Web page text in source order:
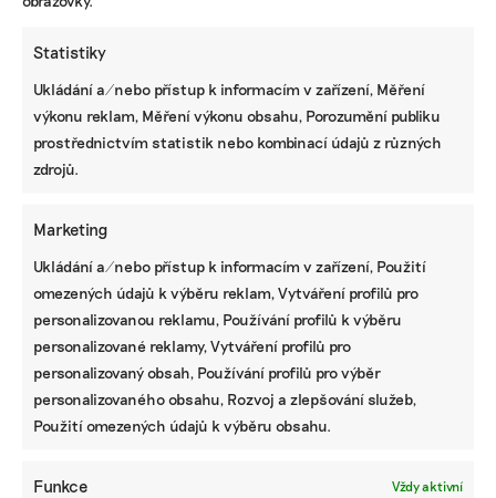
Statistiky
Ukládání a/nebo přístup k informacím v zařízení, Měření
výkonu reklam, Měření výkonu obsahu, Porozumění publiku
prostřednictvím statistik nebo kombinací údajů z různých
zdrojů.
Marketing
Ukládání a/nebo přístup k informacím v zařízení, Použití
omezených údajů k výběru reklam, Vytváření profilů pro
personalizovanou reklamu, Používání profilů k výběru
personalizované reklamy, Vytváření profilů pro
personalizovaný obsah, Používání profilů pro výběr
personalizovaného obsahu, Rozvoj a zlepšování služeb,
Použití omezených údajů k výběru obsahu.
Funkce Vždy aktivní
KOMERČNÍ SDĚLENÍ
BRANDNEWS
Ani trend, ani povinnost. Udržitelnost je
způsob, jak řídit firmu do budoucna a zvyšovat
její hodnotu, říká expertka
ZJEDNODUŠTE SI ŽIVOT S ESG